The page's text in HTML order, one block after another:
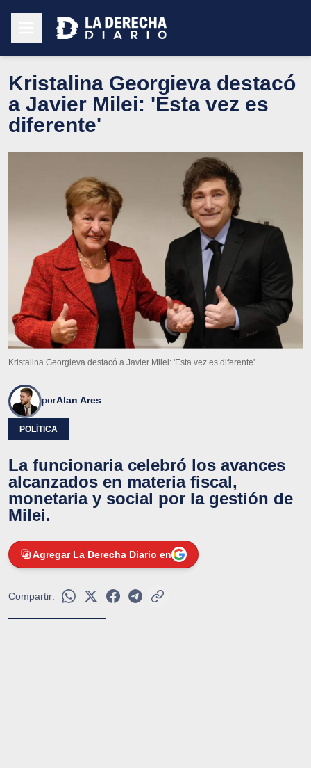
Kristalina Georgieva destacó
a Javier Milei: 'Esta vez es
diferente'
Kristalina Georgieva destacó a Javier Milei: 'Esta vez es diferente'
porAlan Ares
POLÍTICA
La funcionaria celebró los avances
alcanzados en materia fiscal,
monetaria y social por la gestión de
Milei.
Agregar La Derecha Diario en
Compartir: